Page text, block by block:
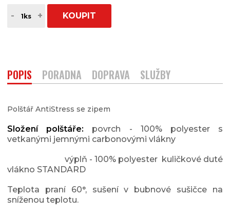
- + KOUPIT
POPIS PORADNA DOPRAVA SLUŽBY
Polštář AntiStress se zipem
Složení polštáře: povrch - 100% polyester s
vetkanými jemnými carbonovými vlákny
výplň - 100% polyester kuličkové duté
vlákno STANDARD
Teplota praní 60°, sušení v bubnové sušičce na
sníženou teplotu.